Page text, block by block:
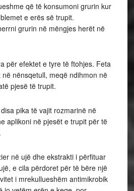
që të konsumoni grurin kur
e erës së trupit.
grurin në mëngjes herët në
për efektet e tyre të ftohjes. Feta
nënsqetull, meqë ndihmon në
pjesë të trupit.
pika të vajit rozmarinë në
aplikoni në pjesët e trupit për të
në ujë dhe ekstrakti i përfituar
e cila përdoret për të bëre një
i mrekullueshëm antimikrobik